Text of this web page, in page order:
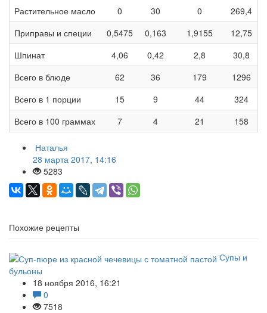
Растительное масло
0 30 0
269,4
Приправы и специи
0,5475 0,163 1,9155
12,75
Шпинат
4,06 0,42 2,8
30,8
Всего в блюде
62 36 179
1296
Всего в 1 порции
15 9 44
324
Всего в 100 граммах
7 4 21 158
Наталья
28 марта 2017, 14:16
5283
Похожие рецепты
Супы и
бульоны
18 ноября 2016, 16:21
0
7518